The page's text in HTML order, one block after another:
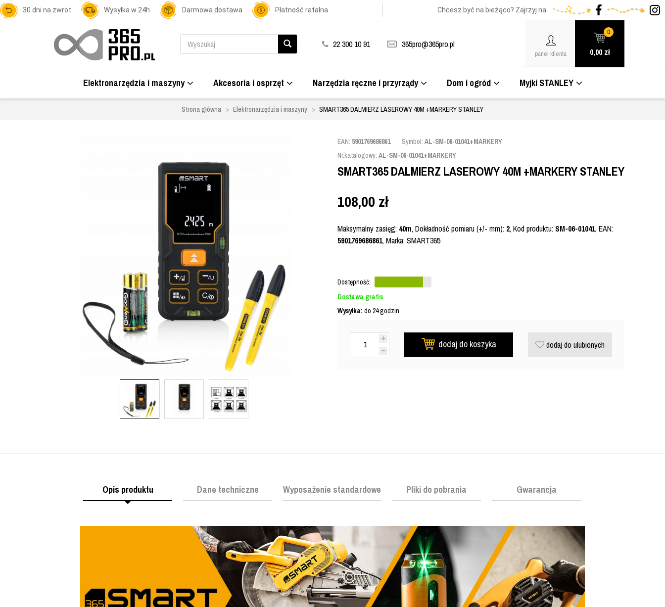
30 dni na zwrot Wysyłka w 24h Darmowa dostawa Płatność ratalna Chcesz być na bieżąco? Zajrzyj na:
22 300 10 91 365pro@365pro.pl
panel klienta
0
0,00 zł
Elektronarzędzia i maszyny Akcesoria i osprzęt Narzędzia ręczne i przyrządy Dom i ogród Myjki STANLEY
Strona główna Elektronarzędzia i maszyny SMART365 DALMIERZ LASEROWY 40M +MARKERY STANLEY
EAN: 5901769686861 Symbol: AL-SM-06-01041+MARKERY
Nr.katalogowy: AL-SM-06-01041+MARKERY
SMART365 DALMIERZ LASEROWY 40M +MARKERY STANLEY
108,00 zł
Maksymalny zasięg: 40m, Dokładność pomiaru (+/- mm): 2, Kod produktu: SM-06-01041, EAN:
5901769686861, Marka: SMART365
Dostępność:
Dostawa gratis
Wysyłka: do 24 godzin
dodaj do koszyka dodaj do ulubionych
Opis produktu Dane techniczne Wyposażenie standardowe Pliki do pobrania Gwarancja